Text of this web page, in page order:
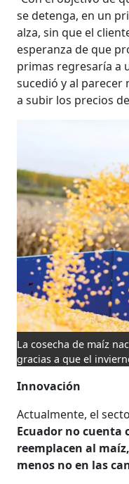
se detenga, en un
alza, sin que el
esperanza de que
primas regresaría a
sucedió y al parecer
a subir los precios
La cosecha de maíz
gracias a que el
Innovación
Actualmente, el
Ecuador no cuenta
reemplacen al
menos no en las